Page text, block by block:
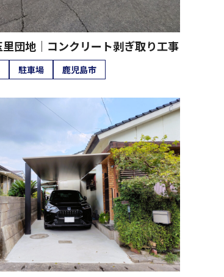
団地｜コンクリート剥ぎ取り工事
駐車場 鹿児島市